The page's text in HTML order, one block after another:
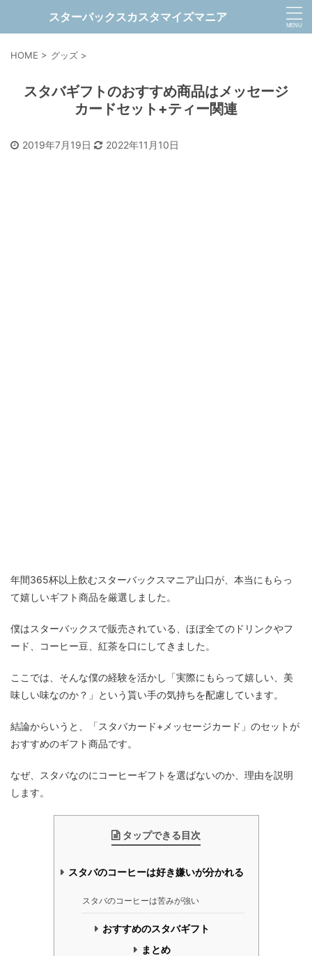
スターバックスカスタマイズマニア
HOME > グッズ >
スタバギフトのおすすめ商品はメッセージ
カードセット+ティー関連
2019年7月19日 2022年11月10日
年間365杯以上飲むスターバックスマニア山口が、本当にもらっ
て嬉しいギフト商品を厳選しました。
僕はスターバックスで販売されている、ほぼ全てのドリンクやフ
ード、コーヒー豆、紅茶を口にしてきました。
ここでは、そんな僕の経験を活かし「実際にもらって嬉しい、美
味しい味なのか？」という貰い手の気持ちを配慮しています。
結論からいうと、「スタバカード+メッセージカード」のセットが
おすすめのギフト商品です。
なぜ、スタバなのにコーヒーギフトを選ばないのか、理由を説明
します。
タップできる目次
スタバのコーヒーは好き嫌いが分かれる
スタバのコーヒーは苦みが強い
おすすめのスタバギフト
まとめ